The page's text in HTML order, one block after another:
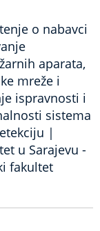
o nabavci
aparata,
mreže i
ispravnosti i
sistema
|
u Sarajevu -
fakultet